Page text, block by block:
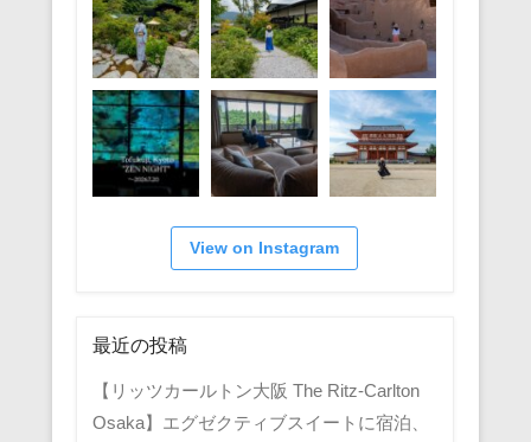
View on Instagram
最近の投稿
【リッツカールトン大阪 The Ritz-Carlton
Osaka】エグゼクティブスイートに宿泊、